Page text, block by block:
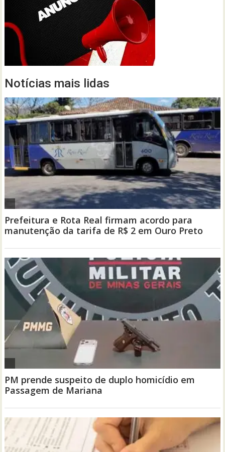
Notícias mais lidas